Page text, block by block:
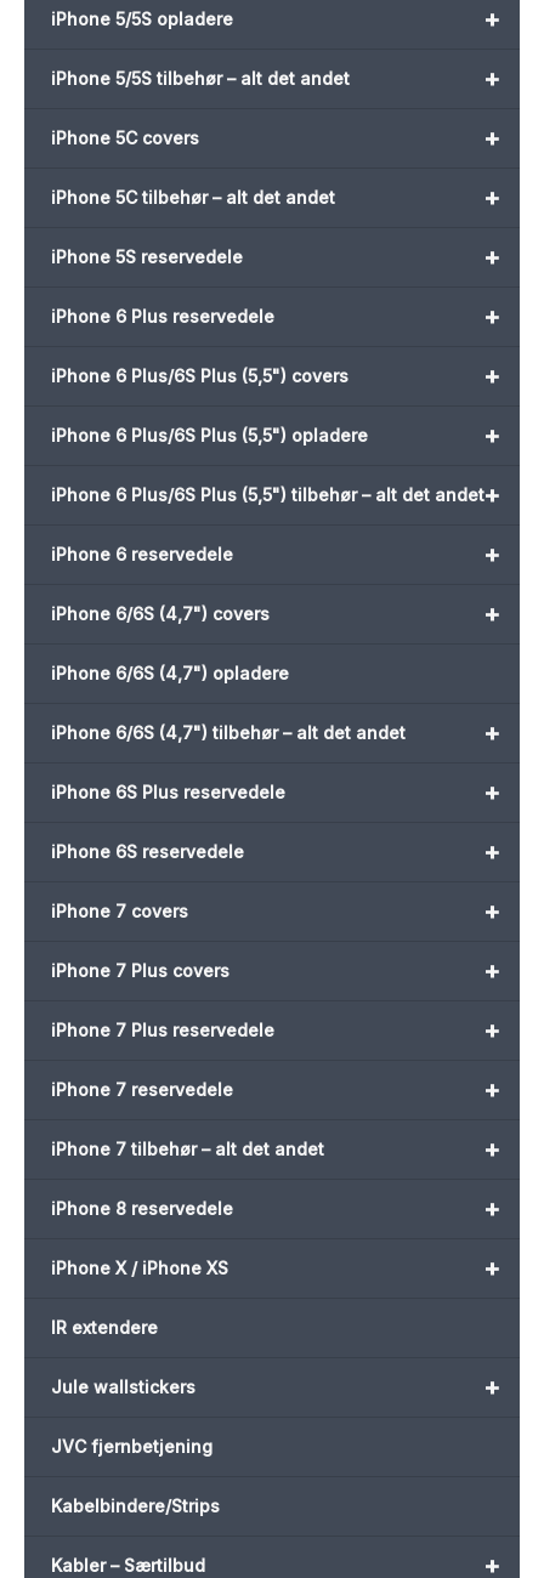
+
iPhone 5/5S opladere
+
iPhone 5/5S tilbehør – alt det andet
+
iPhone 5C covers
+
iPhone 5C tilbehør – alt det andet
+
iPhone 5S reservedele
+
iPhone 6 Plus reservedele
+
iPhone 6 Plus/6S Plus (5,5") covers
+
iPhone 6 Plus/6S Plus (5,5") opladere
+
iPhone 6 Plus/6S Plus (5,5") tilbehør – alt det andet
+
iPhone 6 reservedele
+
iPhone 6/6S (4,7") covers
iPhone 6/6S (4,7") opladere
+
iPhone 6/6S (4,7") tilbehør – alt det andet
+
iPhone 6S Plus reservedele
+
iPhone 6S reservedele
+
iPhone 7 covers
+
iPhone 7 Plus covers
+
iPhone 7 Plus reservedele
+
iPhone 7 reservedele
+
iPhone 7 tilbehør – alt det andet
+
iPhone 8 reservedele
+
iPhone X / iPhone XS
IR extendere
+
Jule wallstickers
JVC fjernbetjening
Kabelbindere/Strips
+
Kabler – Særtilbud